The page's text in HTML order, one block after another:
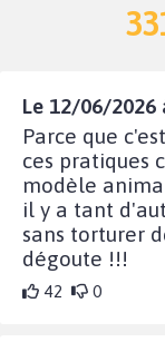
Le 12/06/2026
Parce que
ces pratiques
modèle
il y a tant
sans torturer
dégoute !!!
42 0